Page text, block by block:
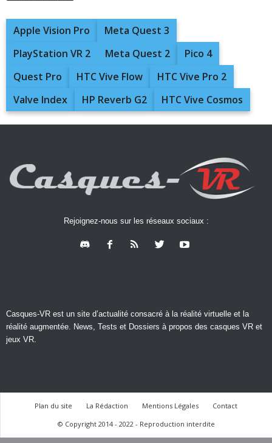
Apple Vision Pro
Meta Quest 3
PlayStation VR 2
Meta Quest 2
Pico 4
Quest Pro
HTC Vive Flow
HTC Vive Pro 2
Valve Index
HP Reverb G2 HTC Vive Cosmos
Rejoignez-nous sur les réseaux sociaux :
Casques-VR est un site d’actualité consacré à la réalité virtuelle et la
réalité augmentée. News, Tests et Dossiers à propos des casques VR et
jeux VR.
Plan du site La Rédaction Mentions Légales
Contact
© Copyright 2014 - 2022 - Reproduction interdite